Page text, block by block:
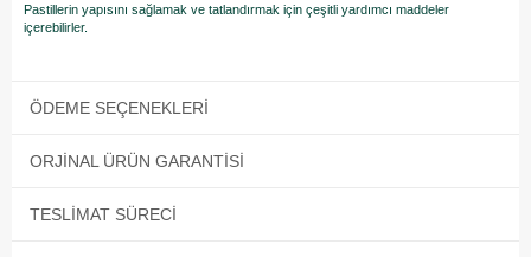
Pastillerin yapısını sağlamak ve tatlandırmak için çeşitli yardımcı maddeler
içerebilirler.
ÖDEME SEÇENEKLERI
ORJINAL ÜRÜN GARANTISI
TESLIMAT SÜRECI